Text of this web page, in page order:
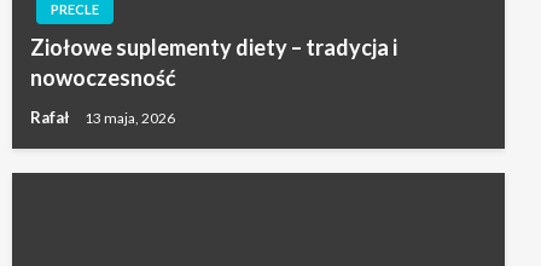
PRECLE
Ziołowe suplementy diety – tradycja i
nowoczesność
Rafał 13 maja, 2026